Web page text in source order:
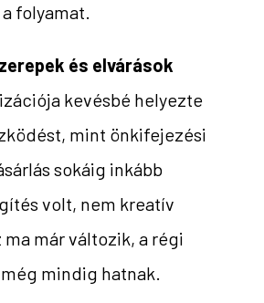
folyamat.
és elvárások
kevésbé helyezte
mint önkifejezési
sokáig inkább
volt, nem kreatív
már változik, a régi
mindig hatnak.